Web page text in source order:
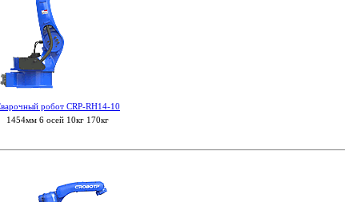
робот CRP-RH14-10
1454мм 6 осей 10кг 170кг